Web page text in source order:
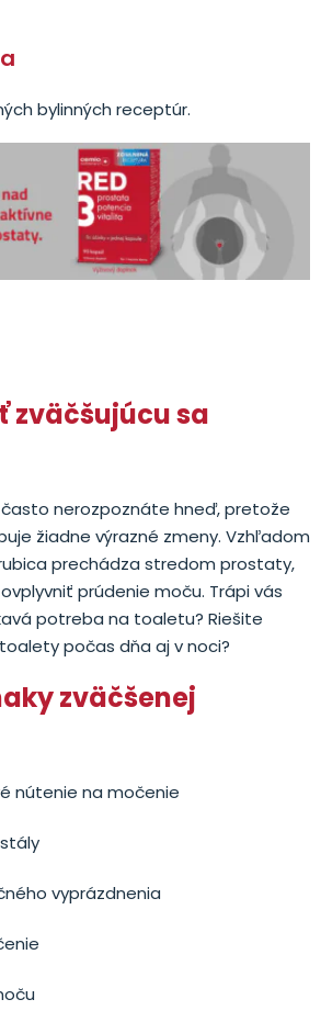
bylinných receptúr.
zväčšujúcu sa
nerozpoznáte hneď, pretože
žiadne výrazné zmeny. Vzhľadom
prechádza stredom prostaty,
prúdenie moču. Trápi vás
potreba na toaletu? Riešite
počas dňa aj v noci?
zväčšenej
nútenie na močenie
vyprázdnenia